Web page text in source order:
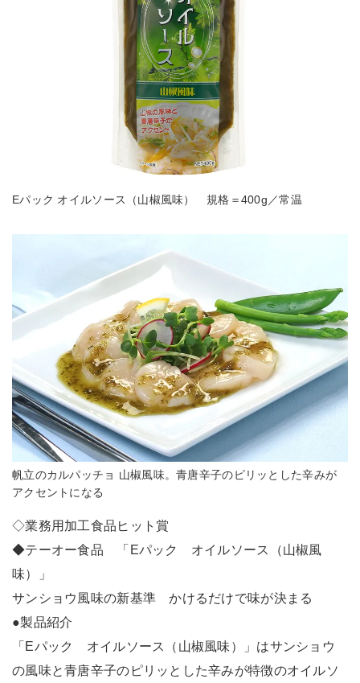
Eパック オイルソース（山椒風味） 規格＝400g／常温
帆立のカルパッチョ 山椒風味。青唐辛子のピリッとした辛みが
アクセントになる
◇業務用加工食品ヒット賞
◆テーオー食品 「Eパック オイルソース（山椒風
味）」
サンショウ風味の新基準 かけるだけで味が決まる
●製品紹介
「Eパック オイルソース（山椒風味）」はサンショウ
の風味と青唐辛子のピリッとした辛みが特徴のオイルソ